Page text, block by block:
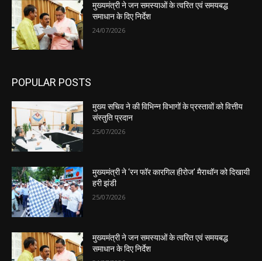
मुख्यमंत्री ने जन समस्याओं के त्वरित एवं समयबद्ध
समाधान के दिए निर्देश
24/07/2026
POPULAR POSTS
मुख्य सचिव ने की विभिन्न विभागों के प्रस्तावों को वित्तीय
संस्तुति प्रदान
25/07/2026
मुख्यमंत्री ने ‘रन फॉर कारगिल हीरोज’ मैराथॉन को दिखायी
हरी झंडी
25/07/2026
मुख्यमंत्री ने जन समस्याओं के त्वरित एवं समयबद्ध
समाधान के दिए निर्देश